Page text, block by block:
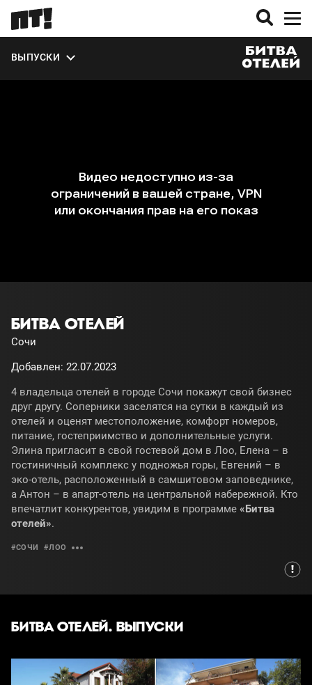
ВЫПУСКИ
О ПРОЕКТЕ
БИТВА ОТЕЛЕЙ
Сочи
Добавлен: 22.07.2023
4 владельца отелей в городе Сочи покажут свой бизнес
друг другу. Соперники заселятся на сутки в каждый из
отелей и оценят местоположение, комфорт номеров,
питание, гостеприимство и дополнительные услуги.
Элина пригласит в свой гостевой дом в Лоо, Елена – в
гостиничный комплекс у подножья горы, Евгений – в
эко-отель, расположенный в самшитовом заповеднике,
а Антон – в апарт-отель на центральной набережной. Кто
впечатлит конкурентов, увидим в программе «Битва
отелей».
#СОЧИ #ЛОО
БИТВА ОТЕЛЕЙ. ВЫПУСКИ